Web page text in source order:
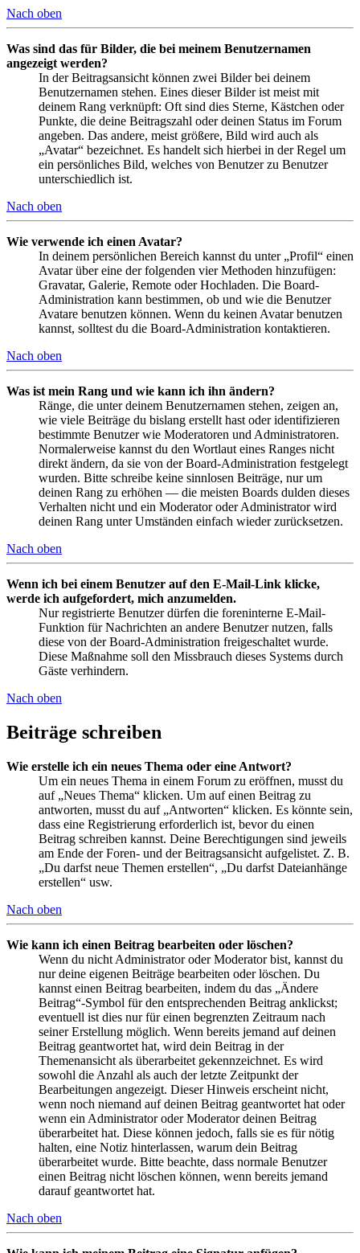
Nach oben
Was sind das für Bilder, die bei meinem Benutzernamen
angezeigt werden?
In der Beitragsansicht können zwei Bilder bei deinem
Benutzernamen stehen. Eines dieser Bilder ist meist mit
deinem Rang verknüpft: Oft sind dies Sterne, Kästchen oder
Punkte, die deine Beitragszahl oder deinen Status im Forum
angeben. Das andere, meist größere, Bild wird auch als
„Avatar“ bezeichnet. Es handelt sich hierbei in der Regel um
ein persönliches Bild, welches von Benutzer zu Benutzer
unterschiedlich ist.
Nach oben
Wie verwende ich einen Avatar?
In deinem persönlichen Bereich kannst du unter „Profil“ einen
Avatar über eine der folgenden vier Methoden hinzufügen:
Gravatar, Galerie, Remote oder Hochladen. Die Board-
Administration kann bestimmen, ob und wie die Benutzer
Avatare benutzen können. Wenn du keinen Avatar benutzen
kannst, solltest du die Board-Administration kontaktieren.
Nach oben
Was ist mein Rang und wie kann ich ihn ändern?
Ränge, die unter deinem Benutzernamen stehen, zeigen an,
wie viele Beiträge du bislang erstellt hast oder identifizieren
bestimmte Benutzer wie Moderatoren und Administratoren.
Normalerweise kannst du den Wortlaut eines Ranges nicht
direkt ändern, da sie von der Board-Administration festgelegt
wurden. Bitte schreibe keine sinnlosen Beiträge, nur um
deinen Rang zu erhöhen — die meisten Boards dulden dieses
Verhalten nicht und ein Moderator oder Administrator wird
deinen Rang unter Umständen einfach wieder zurücksetzen.
Nach oben
Wenn ich bei einem Benutzer auf den E-Mail-Link klicke,
werde ich aufgefordert, mich anzumelden.
Nur registrierte Benutzer dürfen die foreninterne E-Mail-
Funktion für Nachrichten an andere Benutzer nutzen, falls
diese von der Board-Administration freigeschaltet wurde.
Diese Maßnahme soll den Missbrauch dieses Systems durch
Gäste verhindern.
Nach oben
Beiträge schreiben
Wie erstelle ich ein neues Thema oder eine Antwort?
Um ein neues Thema in einem Forum zu eröffnen, musst du
auf „Neues Thema“ klicken. Um auf einen Beitrag zu
antworten, musst du auf „Antworten“ klicken. Es könnte sein,
dass eine Registrierung erforderlich ist, bevor du einen
Beitrag schreiben kannst. Deine Berechtigungen sind jeweils
am Ende der Foren- und der Beitragsansicht aufgelistet. Z. B.
„Du darfst neue Themen erstellen“, „Du darfst Dateianhänge
erstellen“ usw.
Nach oben
Wie kann ich einen Beitrag bearbeiten oder löschen?
Wenn du nicht Administrator oder Moderator bist, kannst du
nur deine eigenen Beiträge bearbeiten oder löschen. Du
kannst einen Beitrag bearbeiten, indem du das „Ändere
Beitrag“-Symbol für den entsprechenden Beitrag anklickst;
eventuell ist dies nur für einen begrenzten Zeitraum nach
seiner Erstellung möglich. Wenn bereits jemand auf deinen
Beitrag geantwortet hat, wird dein Beitrag in der
Themenansicht als überarbeitet gekennzeichnet. Es wird
sowohl die Anzahl als auch der letzte Zeitpunkt der
Bearbeitungen angezeigt. Dieser Hinweis erscheint nicht,
wenn noch niemand auf deinen Beitrag geantwortet hat oder
wenn ein Administrator oder Moderator deinen Beitrag
überarbeitet hat. Diese können jedoch, falls sie es für nötig
halten, eine Notiz hinterlassen, warum dein Beitrag
überarbeitet wurde. Bitte beachte, dass normale Benutzer
einen Beitrag nicht löschen können, wenn bereits jemand
darauf geantwortet hat.
Nach oben